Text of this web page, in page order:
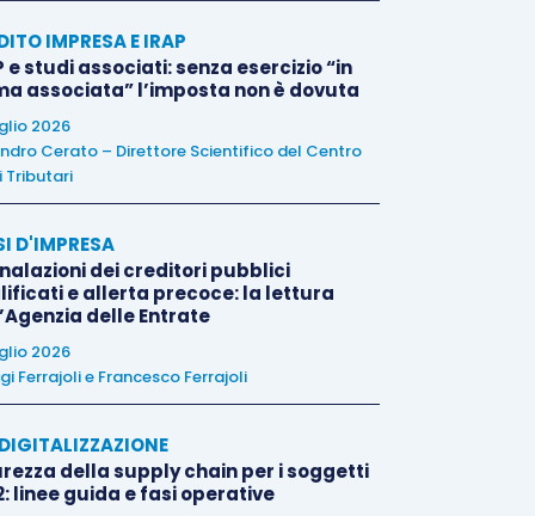
IMPRESA E IRAP
e studi associati: senza esercizio “in
associata” l’imposta non è dovuta
2026
Cerato – Direttore Scientifico del Centro
Tributari
D'IMPRESA
dei creditori pubblici
e allerta precoce: la lettura
delle Entrate
2026
Ferrajolie Francesco Ferrajoli
della supply chain per i soggetti
linee guida e fasi operative